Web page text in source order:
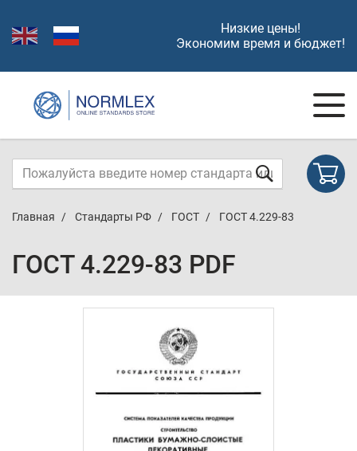
Низкие цены!
Экономим время и бюджет!
Главная Стандарты РФ ГОСТ ГОСТ 4.229-83
ГОСТ 4.229-83 PDF